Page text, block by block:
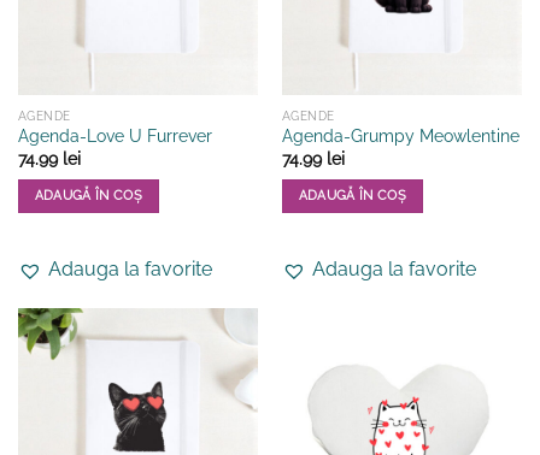
AGENDE
Agenda-Love U Furrever
74.99 lei
ADAUGĂ ÎN COȘ
Adauga la favorite
AGENDE
Agenda-Grumpy Meowlentine
74.99 lei
ADAUGĂ ÎN COȘ
Adauga la favorite